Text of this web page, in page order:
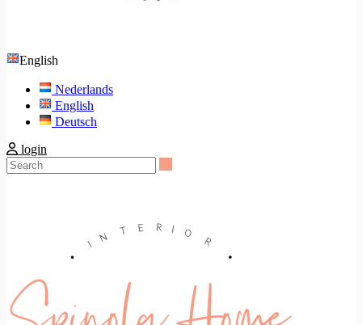
English
Nederlands
English
Deutsch
login